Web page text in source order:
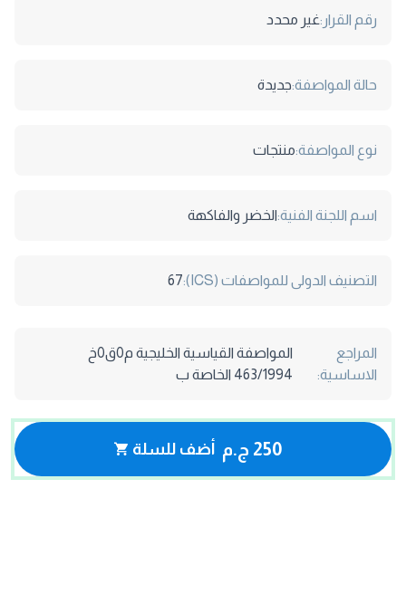
رقم القرار:غير محدد
حالة المواصفة:جديدة
نوع المواصفة:منتجات
اسم اللجنة الفنية:الخضر والفاكهة
التصنيف الدولى للمواصفات (ICS): 67
المراجع
الاساسية:
المواصفة القياسية الخليجية م0ق0خ
463/1994 الخاصة ب
250 ج.م أضف للسلة